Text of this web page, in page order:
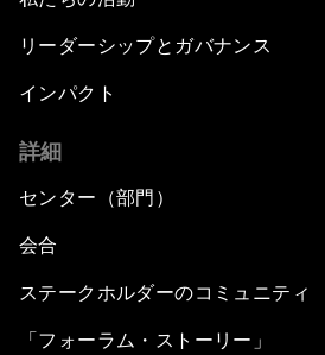
リーダーシップとガバナンス
インパクト
詳細
センター（部門）
会合
ステークホルダーのコミュニティ
「フォーラム・ストーリー」